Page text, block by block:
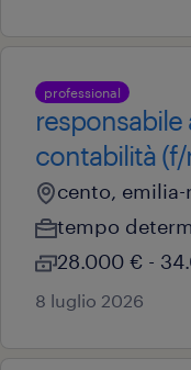
professional
contabilità
cento,
tempo
28.000 € -
8 luglio 2026